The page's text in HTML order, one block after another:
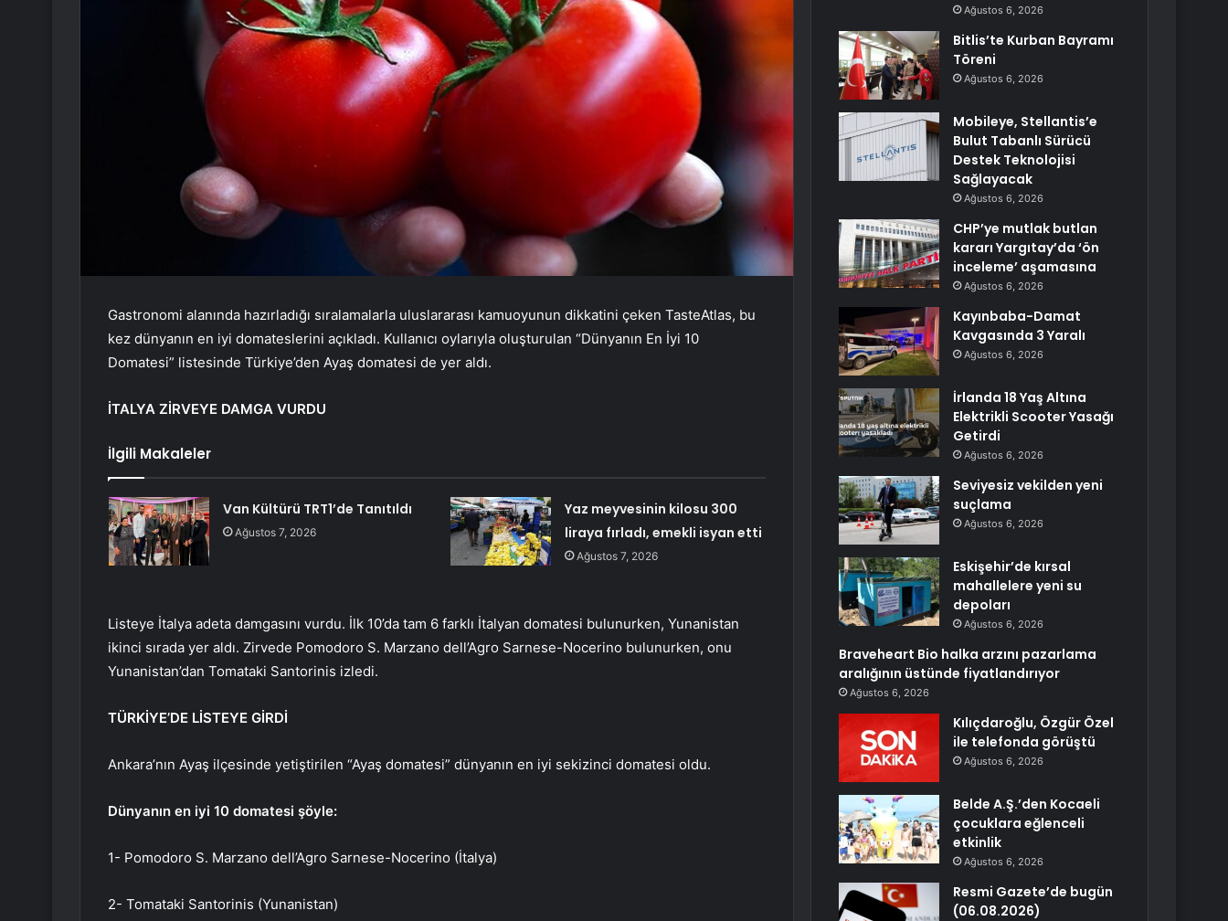
Gastronomi alanında hazırladığı sıralamalarla uluslararası kamuoyunun dikkatini çeken TasteAtlas, bu
kez dünyanın en iyi domateslerini açıkladı. Kullanıcı oylarıyla oluşturulan “Dünyanın En İyi 10
Domatesi” listesinde Türkiye’den Ayaş domatesi de yer aldı.
İTALYA ZİRVEYE DAMGA VURDU
İlgili Makaleler
Van Kültürü TRT1’de Tanıtıldı
Ağustos 7, 2026
Yaz meyvesinin kilosu 300
liraya fırladı, emekli isyan etti
Ağustos 7, 2026
Listeye İtalya adeta damgasını vurdu. İlk 10’da tam 6 farklı İtalyan domatesi bulunurken, Yunanistan
ikinci sırada yer aldı. Zirvede Pomodoro S. Marzano dell’Agro Sarnese-Nocerino bulunurken, onu
Yunanistan’dan Tomataki Santorinis izledi.
TÜRKİYE’DE LİSTEYE GİRDİ
Ankara’nın Ayaş ilçesinde yetiştirilen “Ayaş domatesi” dünyanın en iyi sekizinci domatesi oldu.
Dünyanın en iyi 10 domatesi şöyle:
1- Pomodoro S. Marzano dell’Agro Sarnese-Nocerino (İtalya)
2- Tomataki Santorinis (Yunanistan)
Ağustos 6, 2026
Bitlis’te Kurban Bayramı
Töreni
Ağustos 6, 2026
Mobileye, Stellantis’e
Bulut Tabanlı Sürücü
Destek Teknolojisi
Sağlayacak
Ağustos 6, 2026
CHP’ye mutlak butlan
kararı Yargıtay’da ‘ön
inceleme’ aşamasına
Ağustos 6, 2026
Kayınbaba-Damat
Kavgasında 3 Yaralı
Ağustos 6, 2026
İrlanda 18 Yaş Altına
Elektrikli Scooter Yasağı
Getirdi
Ağustos 6, 2026
Seviyesiz vekilden yeni
suçlama
Ağustos 6, 2026
Eskişehir’de kırsal
mahallelere yeni su
depoları
Ağustos 6, 2026
Braveheart Bio halka arzını pazarlama
aralığının üstünde fiyatlandırıyor
Ağustos 6, 2026
Kılıçdaroğlu, Özgür Özel
ile telefonda görüştü
Ağustos 6, 2026
Belde A.Ş.’den Kocaeli
çocuklara eğlenceli
etkinlik
Ağustos 6, 2026
Resmi Gazete’de bugün
(06.08.2026)